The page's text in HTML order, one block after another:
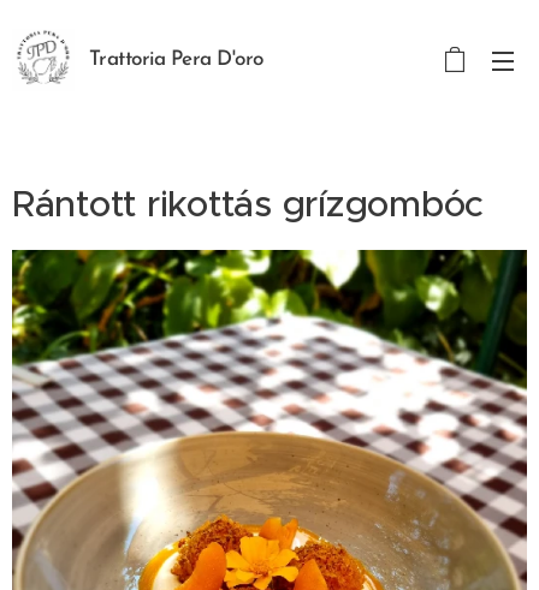
Trattoria Pera D'oro
Rántott rikottás grízgombóc